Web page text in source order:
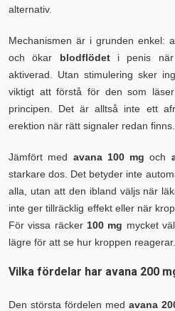
alternativ.
Mechanismen är i grunden enkel:
och ökar blodflödeti penis när
aktiverad. Utan stimulering sker
viktigt att förstå för den som
principen. Det är alltså inte ett
erektion när rätt signaler redan finns.
Jämfört med avana 100 mg och
starkare dos. Det betyder inte
alla, utan att den ibland väljs när
inte ger tillräcklig effekt eller när
För vissa räcker 100 mg mycket
lägre för att se hur kroppen reagerar.
Vilka fördelar har avana 200
Den största fördelen med avana